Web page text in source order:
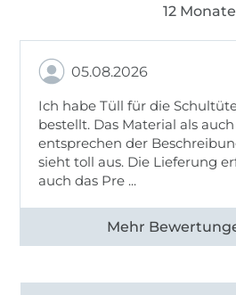
12 Monate
05.08.2026
Ich habe Tüll für die
bestellt. Das Material als
entsprechen der
sieht toll aus. Die Lieferung
auch das Pre ...
Alle 82950 Bewertungen